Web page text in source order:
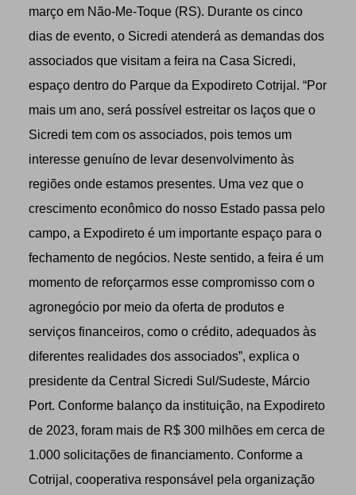
março em Não-Me-Toque (RS). Durante os cinco
dias de evento, o Sicredi atenderá as demandas dos
associados que visitam a feira na Casa Sicredi,
espaço dentro do Parque da Expodireto Cotrijal. “Por
mais um ano, será possível estreitar os laços que o
Sicredi tem com os associados, pois temos um
interesse genuíno de levar desenvolvimento às
regiões onde estamos presentes. Uma vez que o
crescimento econômico do nosso Estado passa pelo
campo, a Expodireto é um importante espaço para o
fechamento de negócios. Neste sentido, a feira é um
momento de reforçarmos esse compromisso com o
agronegócio por meio da oferta de produtos e
serviços financeiros, como o crédito, adequados às
diferentes realidades dos associados”, explica o
presidente da Central Sicredi Sul/Sudeste, Márcio
Port. Conforme balanço da instituição, na Expodireto
de 2023, foram mais de R$ 300 milhões em cerca de
1.000 solicitações de financiamento. Conforme a
Cotrijal, cooperativa responsável pela organização